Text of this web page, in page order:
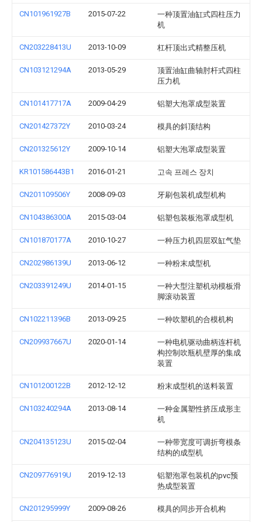
CN101961927B 2015-07-22
一种顶置油缸式四柱压力
机
CN203228413U 2013-10-09 杠杆顶出式精整压机
CN103121294A 2013-05-29
顶置油缸曲轴肘杆式四柱
压力机
CN101417717A 2009-04-29 铝塑大泡罩成型装置
CN201427372Y 2010-03-24 模具的斜顶结构
CN201325612Y 2009-10-14 铝塑大泡罩成型装置
KR101586443B1 2016-01-21 고속 프레스 장치
CN201109506Y 2008-09-03 牙刷包装机成型机构
CN104386300A 2015-03-04 铝塑包装板泡罩成型机
CN101870177A 2010-10-27 一种压力机四层双缸气垫
CN202986139U 2013-06-12 一种粉末成型机
CN203391249U 2014-01-15
一种大型注塑机动模板滑
脚滚动装置
CN102211396B 2013-09-25 一种吹塑机的合模机构
CN209937667U 2020-01-14
一种电机驱动曲柄连杆机
构控制吹瓶机壁厚的集成
装置
CN101200122B 2012-12-12 粉末成型机的送料装置
CN103240294A 2013-08-14
一种金属塑性挤压成形主
机
CN204135123U 2015-02-04
一种带宽度可调折弯模条
结构的成型机
CN209776919U 2019-12-13
铝塑泡罩包装机的pvc预
热成型装置
CN201295999Y 2009-08-26 模具的同步开合机构